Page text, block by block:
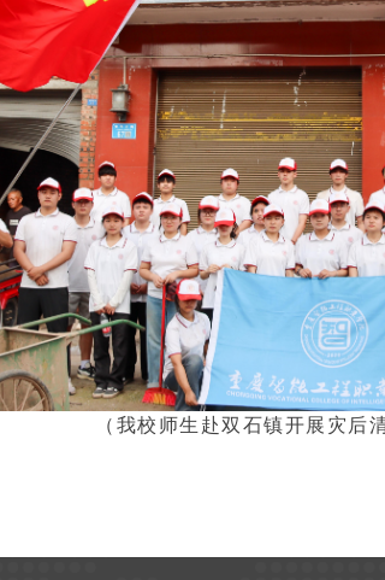
（我校师生赴双石镇开展灾后